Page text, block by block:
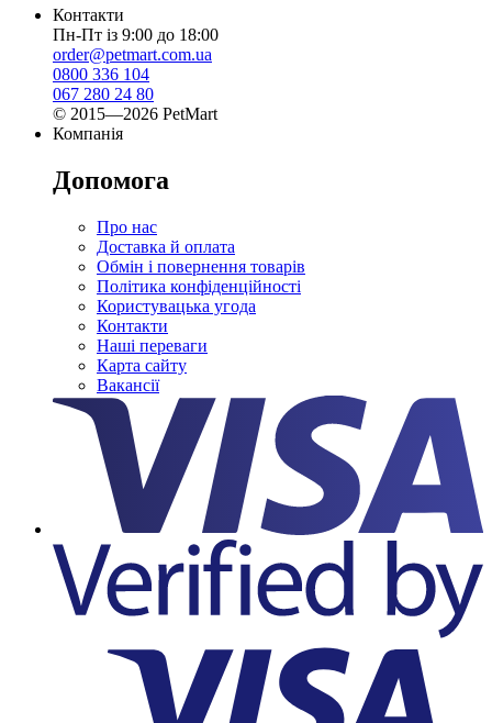
Контакти
Пн-Пт із 9:00 до 18:00
order@petmart.com.ua
0800 336 104
067 280 24 80
© 2015—2026 PetMart
Компанія
Допомога
Про нас
Доставка й оплата
Обмін і повернення товарів
Політика конфіденційності
Користувацька угода
Контакти
Наші переваги
Карта сайту
Вакансії